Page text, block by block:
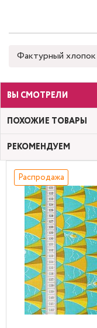
Фактурный хлопок
ВЫ СМОТРЕЛИ
ПОХОЖИЕ ТОВАРЫ
РЕКОМЕНДУЕМ
Распродажа